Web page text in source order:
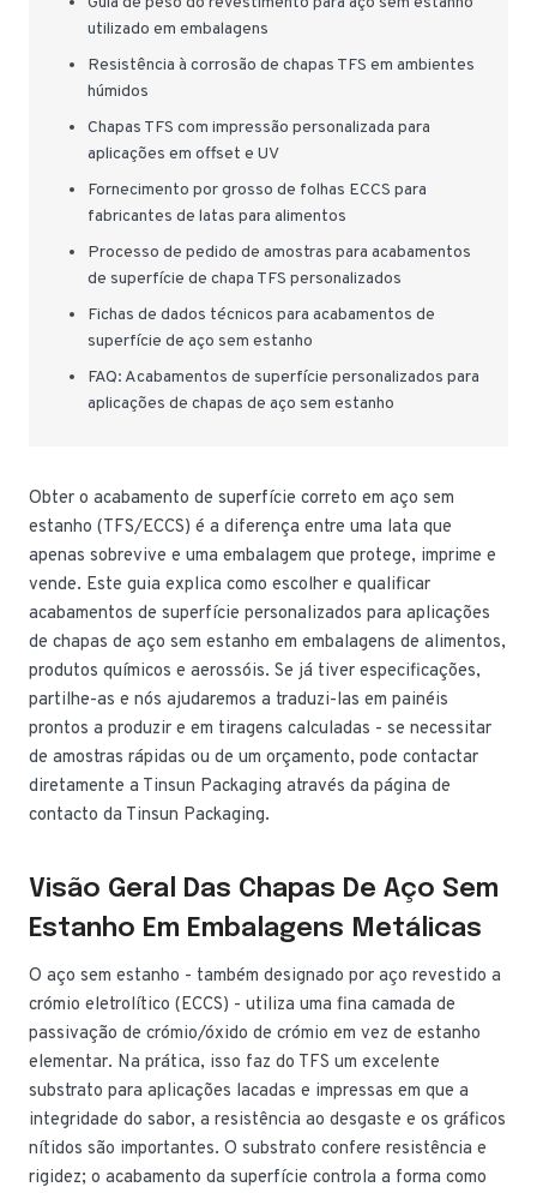
utilizado em embalagens
Resistência à corrosão de chapas TFS em ambientes
húmidos
Chapas TFS com impressão personalizada para
aplicações em offset e UV
Fornecimento por grosso de folhas ECCS para
fabricantes de latas para alimentos
Processo de pedido de amostras para acabamentos
de superfície de chapa TFS personalizados
Fichas de dados técnicos para acabamentos de
superfície de aço sem estanho
FAQ: Acabamentos de superfície personalizados para
aplicações de chapas de aço sem estanho
Obter o acabamento de superfície correto em aço sem
estanho (TFS/ECCS) é a diferença entre uma lata que
apenas sobrevive e uma embalagem que protege, imprime e
vende. Este guia explica como escolher e qualificar
acabamentos de superfície personalizados para aplicações
de chapas de aço sem estanho em embalagens de alimentos,
produtos químicos e aerossóis. Se já tiver especificações,
partilhe-as e nós ajudaremos a traduzi-las em painéis
prontos a produzir e em tiragens calculadas - se necessitar
de amostras rápidas ou de um orçamento, pode contactar
diretamente a Tinsun Packaging através da página de
contacto da Tinsun Packaging.
Visão Geral Das Chapas De Aço Sem
Estanho Em Embalagens Metálicas
O aço sem estanho - também designado por aço revestido a
crómio eletrolítico (ECCS) - utiliza uma fina camada de
passivação de crómio/óxido de crómio em vez de estanho
elementar. Na prática, isso faz do TFS um excelente
substrato para aplicações lacadas e impressas em que a
integridade do sabor, a resistência ao desgaste e os gráficos
nítidos são importantes. O substrato confere resistência e
rigidez; o acabamento da superfície controla a forma como